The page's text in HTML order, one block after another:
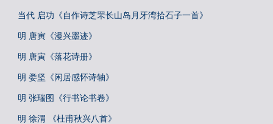
当代 启功《自作诗芝罘长山岛月牙湾拾石子一首》
明 唐寅《漫兴墨迹》
明 唐寅《落花诗册》
明 娄坚《闲居感怀诗轴》
明 张瑞图《行书论书卷》
明 徐渭 《杜甫秋兴八首》